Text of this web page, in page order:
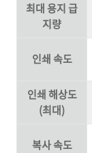
최대 용지 급
지량
인쇄 속도
인쇄 해상도
(최대)
복사 속도